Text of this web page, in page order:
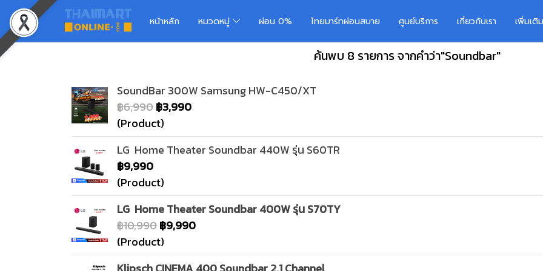
หน้าหลัก หมวดหมู่ ผ่อน 0% ไทยมาร์ทผ่อนสบาย ศูนย์บริการ เกี่ยวกับเรา เพิ่มเ
ค้นพบ 8 รายการ จากคำว่า"Soundbar"
SoundBar 300W Samsung HW-C450/XT
฿6,990฿3,990
(Product)
LG Home Theater Soundbar 440W รุ่น S60TR
฿9,990
(Product)
LG Home Theater Soundbar 400W รุ่น S70TY
฿10,990฿9,990
(Product)